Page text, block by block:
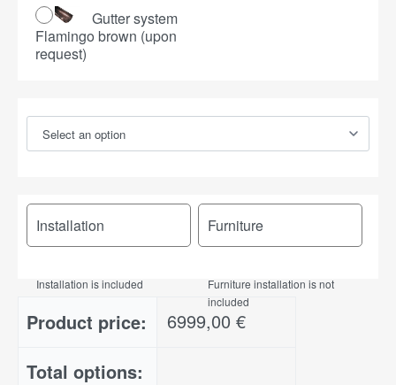
Gutter system
Flamingo brown (upon
request)
Installation
Installation is included
Furniture
Furniture installation is not
included
Product price: 6999,00€
Total options: